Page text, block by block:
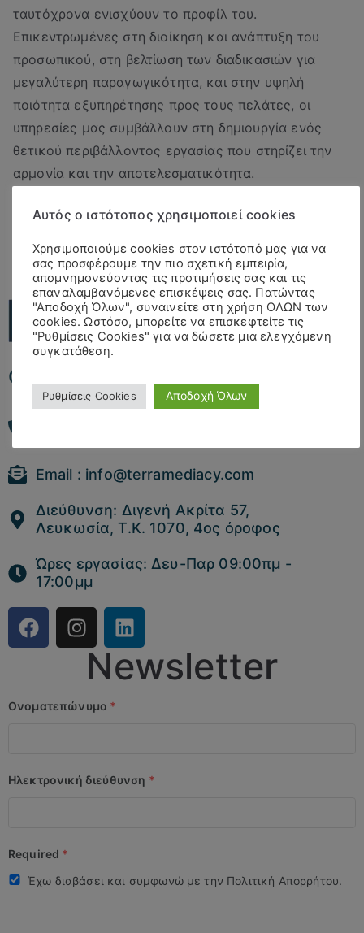
ταυτόχρονα ενισχύουν το προφίλ του.
Επικεντρωμένες στη διοίκηση και ανάπτυξη του
προσωπικού, στη βελτίωση των διαδικασιών για
μεγαλύτερη παραγωγικότητα, και στην υψηλή
ποιότητα εξυπηρέτησης προς τους πελάτες, οι
υπηρεσίες μας συμβάλλουν στη δημιουργία ενός
θετικού περιβάλλοντος εργασίας που στηρίζει την
αρμονία και την αποτελεσματικότητα.
Cyprus
Email : info@terramediacy.com
Διεύθυνση: Διγενή Ακρίτα 57,
Λευκωσία, Τ.Κ. 1070, 4ος όροφος
Ώρες εργασίας: Δευ-Παρ 09:00πμ -
17:00μμ
Newsletter
Ονοματεπώνυμο *
Ηλεκτρονική διεύθυνση *
Required *
Έχω διαβάσει και συμφωνώ με την Πολιτική Απορρήτου.
Αυτός ο ιστότοπος χρησιμοποιεί cookies
Χρησιμοποιούμε cookies στον ιστότοπό μας για να
σας προσφέρουμε την πιο σχετική εμπειρία,
απομνημονεύοντας τις προτιμήσεις σας και τις
επαναλαμβανόμενες επισκέψεις σας. Πατώντας
"Αποδοχή Όλων", συναινείτε στη χρήση ΟΛΩΝ των
cookies. Ωστόσο, μπορείτε να επισκεφτείτε τις
"Ρυθμίσεις Cookies" για να δώσετε μια ελεγχόμενη
συγκατάθεση.
Ρυθμίσεις Cookies Αποδοχή Όλων